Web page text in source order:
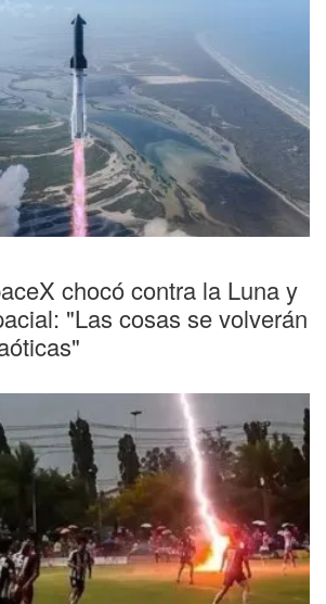
chocó contra la Luna y
"Las cosas se volverán